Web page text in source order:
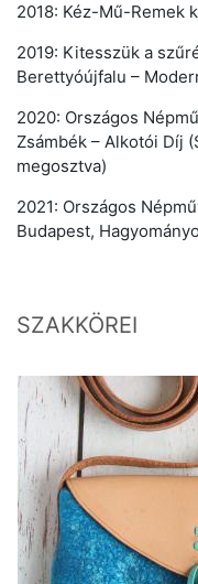
2018: Kéz-Mű-Remek
2019: Kitesszük a
Berettyóújfalu –
2020: Országos
Zsámbék – Alkotói Díj
megosztva)
2021: Országos
Budapest,
SZAKKÖREI